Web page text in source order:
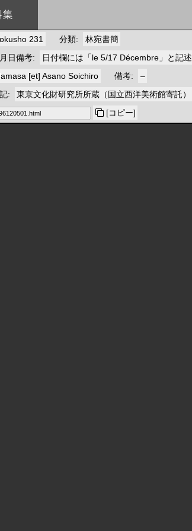
231 分類
林宛書簡
日備考
日付欄には「le 5/17 Décembre」と記述
[et] Asano Soichiro 備考
–
東京文化財研究所所蔵（国立西洋美術館寄託）
[コピー]